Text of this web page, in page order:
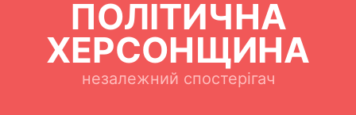
ПОЛІТИЧНА
ХЕРСОНЩИНА
незалежний спостерігач